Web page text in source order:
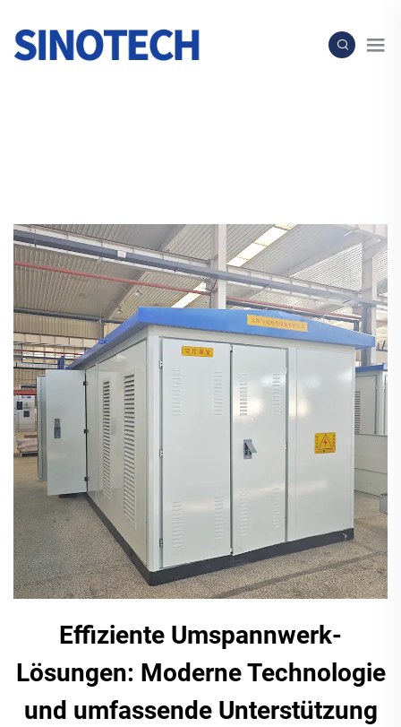
Effiziente Umspannwerk-
Lösungen: Moderne Technologie
und umfassende Unterstützung